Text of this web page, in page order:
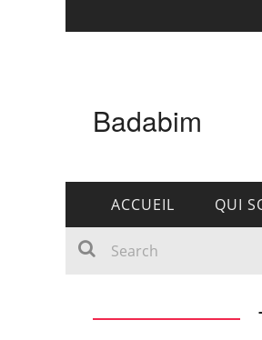
Badabim
ACCUEIL QUI